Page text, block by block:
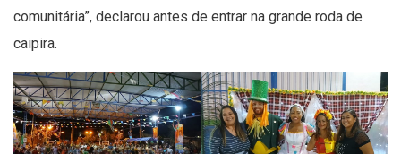
comunitária”, declarou antes de entrar na grande roda de
caipira.